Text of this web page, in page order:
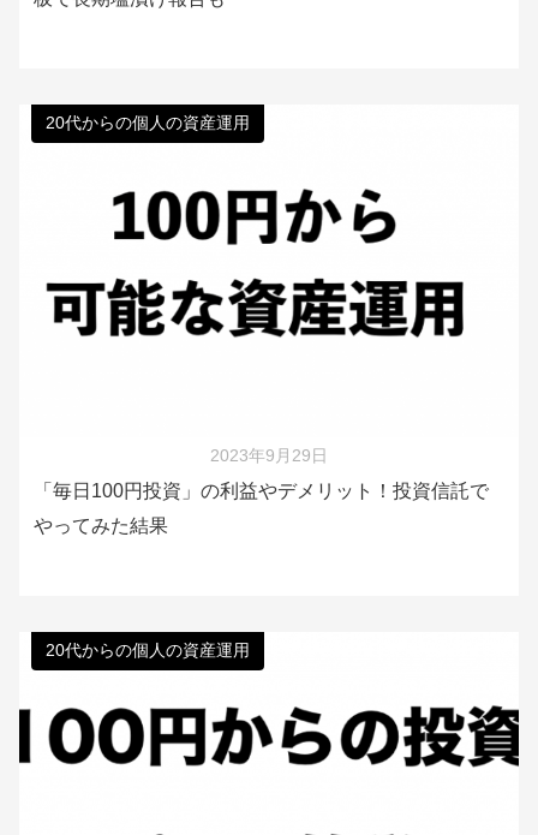
20代からの個人の資産運用
2023年9月29日
「毎日100円投資」の利益やデメリット！投資信託で
やってみた結果
20代からの個人の資産運用